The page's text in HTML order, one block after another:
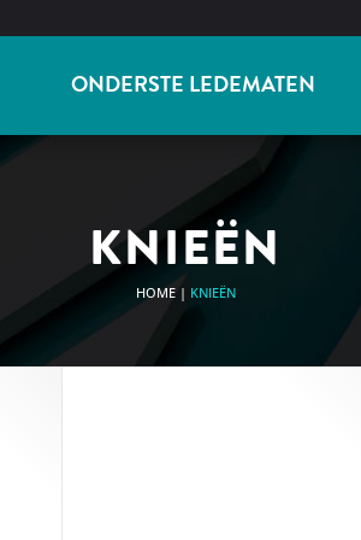
ONDERSTE LEDEMATEN
KNIEËN
HOME| KNIEËN